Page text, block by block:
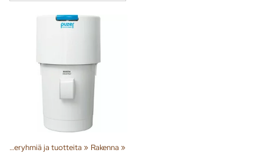
Tuoteryhmiä ja tuotteita ‪» Rakenna ‪»